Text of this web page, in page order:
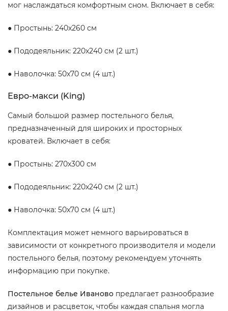
мог наслаждаться комфортным сном. Включает в себя:
● Простынь: 240x260 см
● Пододеяльник: 220x240 см (2 шт.)
● Наволочка: 50x70 см (4 шт.)
Евро-макси (King)
Самый большой размер постельного белья,
предназначенный для широких и просторных
кроватей. Включает в себя:
● Простынь: 270x300 см
● Пододеяльник: 220x240 см (2 шт.)
● Наволочка: 50x70 см (4 шт.)
Комплектация может немного варьироваться в
зависимости от конкретного производителя и модели
постельного белья, поэтому рекомендуем уточнять
информацию при покупке.
Постельное белье Иваново предлагает разнообразие
дизайнов и расцветок, чтобы каждая спальня могла